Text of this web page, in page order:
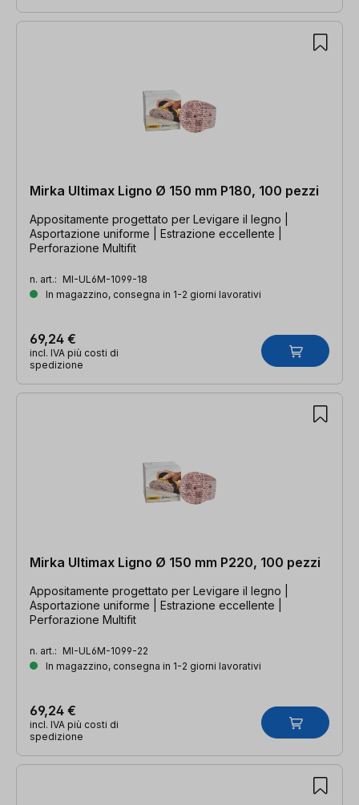
Mirka Ultimax Ligno Ø 150 mm P180, 100 pezzi
Appositamente progettato per Levigare il legno |
Asportazione uniforme | Estrazione eccellente |
Perforazione Multifit
n. art.: MI-UL6M-1099-18
In magazzino, consegna in 1-2 giorni lavorativi
69,24 €
incl. IVA più costi di
spedizione
Mirka Ultimax Ligno Ø 150 mm P220, 100 pezzi
Appositamente progettato per Levigare il legno |
Asportazione uniforme | Estrazione eccellente |
Perforazione Multifit
n. art.: MI-UL6M-1099-22
In magazzino, consegna in 1-2 giorni lavorativi
69,24 €
incl. IVA più costi di
spedizione